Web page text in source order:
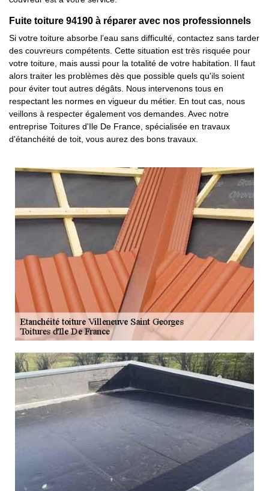
Fuite toiture 94190 à réparer avec nos professionnels
Si votre toiture absorbe l’eau sans difficulté, contactez sans tarder
des couvreurs compétents. Cette situation est très risquée pour
votre toiture, mais aussi pour la totalité de votre habitation. Il faut
alors traiter les problèmes dès que possible quels qu'ils soient
pour éviter tout autres dégâts. Nous intervenons tous en
respectant les normes en vigueur du métier. En tout cas, nous
veillons à respecter également vos demandes. Avec notre
entreprise Toitures d'Ile De France, spécialisée en travaux
d'étanchéité de toit, vous aurez des bons travaux.